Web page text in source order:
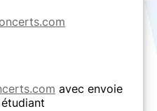
avec envoie